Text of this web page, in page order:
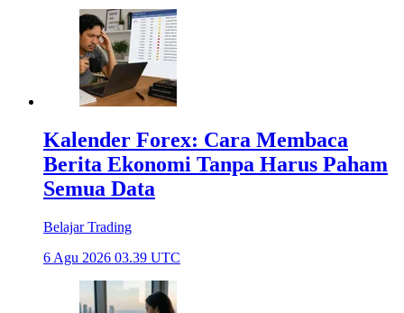
Kalender Forex: Cara Membaca
Berita Ekonomi Tanpa Harus Paham
Semua Data
Belajar Trading
6 Agu 2026 03.39 UTC